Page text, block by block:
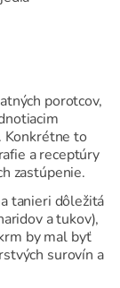
porotcov,
Konkrétne to
a receptúry
zastúpenie.
tanieri dôležitá
a tukov),
by mal byť
surovín a